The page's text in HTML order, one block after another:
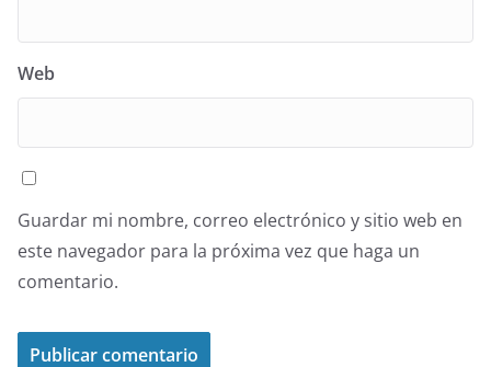
Web
Guardar mi nombre, correo electrónico y sitio web en
este navegador para la próxima vez que haga un
comentario.